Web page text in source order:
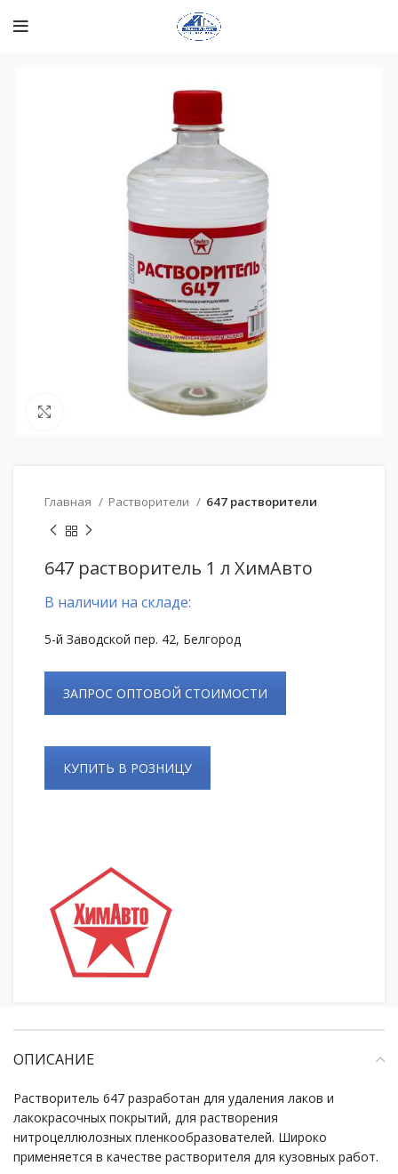
Нажмите, чтобы увеличить
Главная Растворители 647 растворители
647 растворитель 1 л ХимАвто
В наличии на складе:
5-й Заводской пер. 42, Белгород
ЗАПРОС ОПТОВОЙ СТОИМОСТИ
КУПИТЬ В РОЗНИЦУ
ОПИСАНИЕ
Растворитель 647 разработан для удаления лаков и
лакокрасочных покрытий, для растворения
нитроцеллюлозных пленкообразователей. Широко
применяется в качестве растворителя для кузовных работ.